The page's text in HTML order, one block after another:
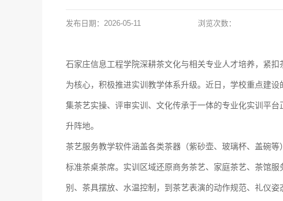
发布日期： 2026-05-11 浏览次数：
石家庄信息工程学院深耕茶文化与相关专业人才培养，紧
为核心，积极推进实训教学体系升级。近日，学校重点建
集茶艺实操、评审实训、文化传承于一体的专业化实训平
升阵地。
茶艺服务教学软件涵盖各类茶器（紫砂壶、玻璃杯、盖碗
标准茶桌茶席。实训区域还原商务茶艺、家庭茶艺、茶馆
别、茶具摆放、水温控制，到茶艺表演的动作规范、礼仪